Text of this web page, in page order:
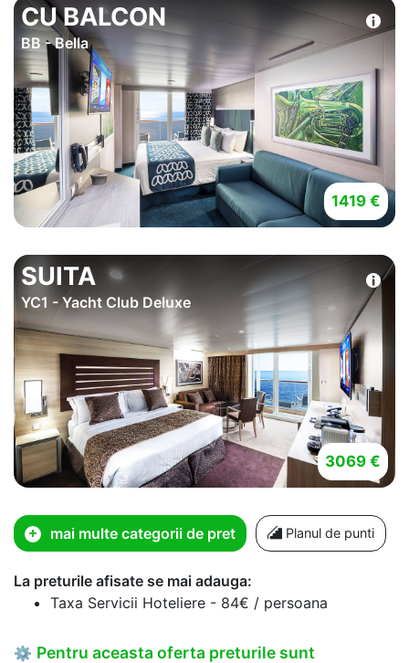
CU BALCON
BB - Bella
1419 €
SUITA
YC1 - Yacht Club Deluxe
3069 €
mai multe categorii de pret Planul de punti
La preturile afisate se mai adauga:
Taxa Servicii Hoteliere - 84€ / persoana
⚙ Pentru aceasta oferta preturile sunt